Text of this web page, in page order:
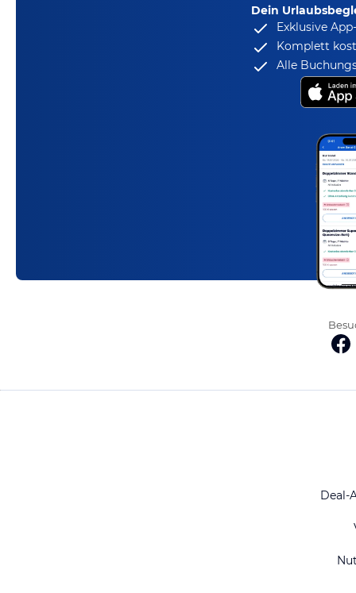
Dein
Exklusive
Komplett
Alle
Deal-